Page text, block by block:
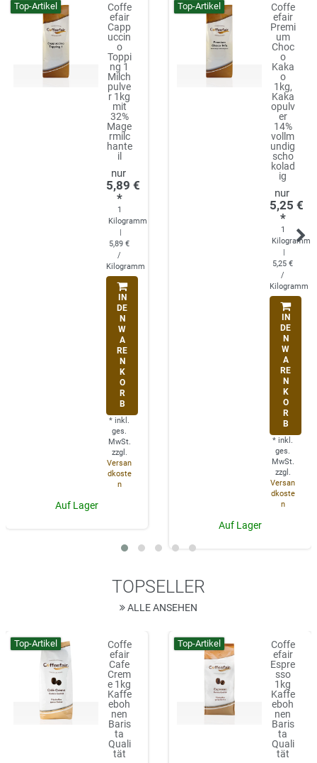
Top-Artikel
Coffe
efair
Capp
uccin
o
Toppi
ng 1
Milch
pulve
r 1kg
mit
32%
Mage
rmilc
hante
il
5,89 €
*
1
Kilogramm
|
5,89 €
/
Kilogramm
IN
DE
N
W
A
RE
N
K
O
R
B
* inkl.
ges.
MwSt.
zzgl.
Versan
dkoste
n
Auf Lager
Top-Artikel
Coffe
efair
Premi
um
Choc
o
Kaka
o
1kg,
Kaka
opulv
er
14%
vollm
undig
scho
kolad
ig
5,25 €
*
1
Kilogramm
|
5,25 €
/
Kilogramm
IN
DE
N
W
A
RE
N
K
O
R
B
* inkl.
ges.
MwSt.
zzgl.
Versan
dkoste
n
Auf Lager
TOPSELLER
ALLE ANSEHEN
Top-Artikel
Coffe
efair
Cafe
Crem
e 1kg
Kaffe
eboh
nen
Baris
ta
Quali
tät
Top-Artikel
Coffe
efair
Espre
sso
1kg
Kaffe
eboh
nen
Baris
ta
Quali
tät